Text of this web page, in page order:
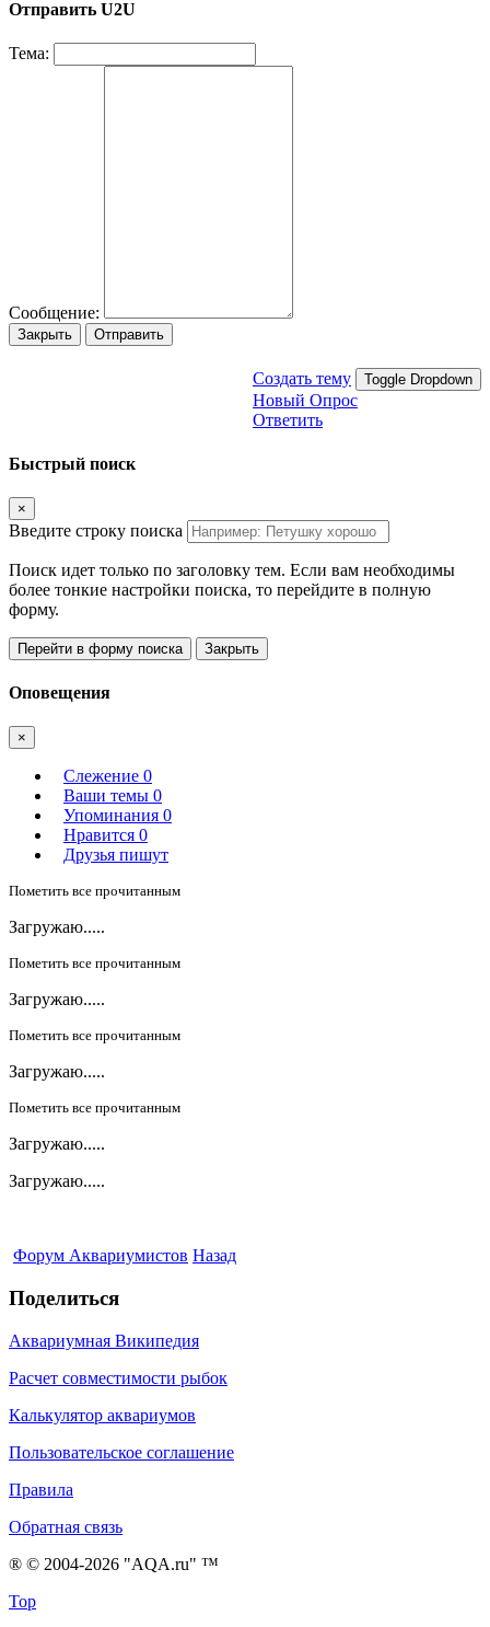
Отправить U2U
Тема:
Сообщение:
Закрыть Отправить
Создать тему Toggle Dropdown
Новый Опрос
Ответить
Быстрый поиск
×
Введите строку поиска
Поиск идет только по заголовку тем. Если вам необходимы
более тонкие настройки поиска, то перейдите в полную
форму.
Перейти в форму поиска Закрыть
Оповещения
×
Слежение 0
Ваши темы 0
Упоминания 0
Нравится 0
Друзья пишут
Пометить все прочитанным
Загружаю.....
Пометить все прочитанным
Загружаю.....
Пометить все прочитанным
Загружаю.....
Пометить все прочитанным
Загружаю.....
Загружаю.....
Форум Аквариумистов Назад
Поделиться
Аквариумная Википедия
Расчет совместимости рыбок
Калькулятор аквариумов
Пользовательское соглашение
Правила
Обратная связь
® © 2004-2026 "AQA.ru" ™
Top